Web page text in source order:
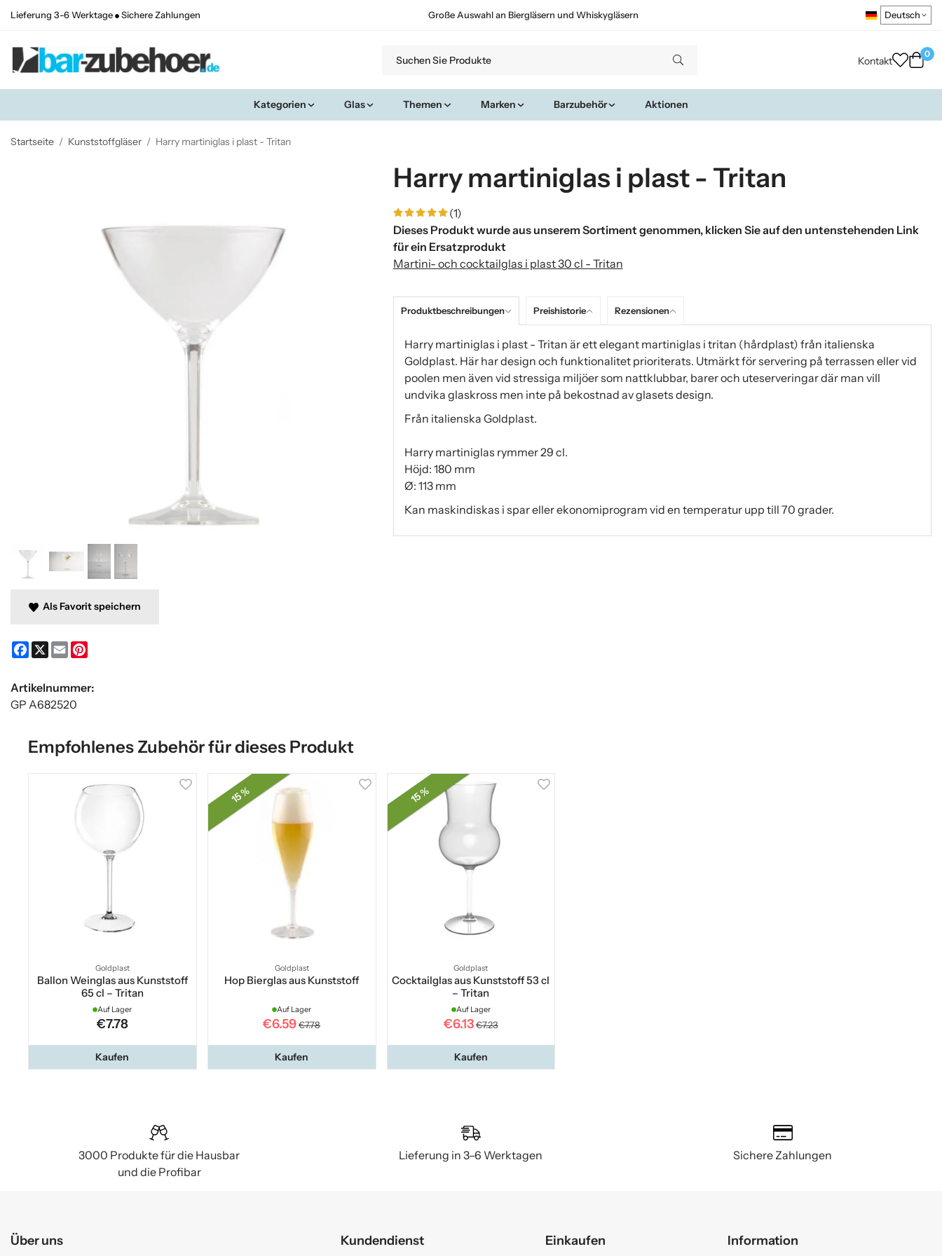
Lieferung 3-6 Werktage Sichere Zahlungen Große Auswahl an Biergläsern und Whiskygläsern
Kontakt
0
Kategorien Glas Themen Marken Barzubehör Aktionen
Startseite / Kunststoffgläser / Harry martiniglas i plast - Tritan
Harry martiniglas i plast - Tritan
(1)
Dieses Produkt wurde aus unserem Sortiment genommen, klicken Sie auf den untenstehenden Link
für ein Ersatzprodukt
Martini- och cocktailglas i plast 30 cl - Tritan
Produktbeschreibungen Preishistorie Rezensionen
Harry martiniglas i plast - Tritan är ett elegant martiniglas i tritan (hårdplast) från italienska
Goldplast. Här har design och funktionalitet prioriterats. Utmärkt för servering på terrassen eller vid
poolen men även vid stressiga miljöer som nattklubbar, barer och uteserveringar där man vill
undvika glaskross men inte på bekostnad av glasets design.
Från italienska Goldplast.
Harry martiniglas rymmer 29 cl.
Höjd: 180 mm
Ø: 113 mm
Kan maskindiskas i spar eller ekonomiprogram vid en temperatur upp till 70 grader.
Als Favorit speichern
Facebook
X Email
Artikelnummer:
GP A682520
Empfohlenes Zubehör für dieses Produkt
Goldplast
Ballon Weinglas aus Kunststoff
65 cl – Tritan
Auf Lager
€7.78
Kaufen
15 %
Goldplast
Hop Bierglas aus Kunststoff
Auf Lager
€6.59 €7.78
Kaufen
15 %
Goldplast
Cocktailglas aus Kunststoff 53 cl
– Tritan
Auf Lager
€6.13 €7.23
Kaufen
3000 Produkte für die Hausbar
und die Profibar
Lieferung in 3–6 Werktagen Sichere Zahlungen
Über uns Kundendienst Einkaufen Information